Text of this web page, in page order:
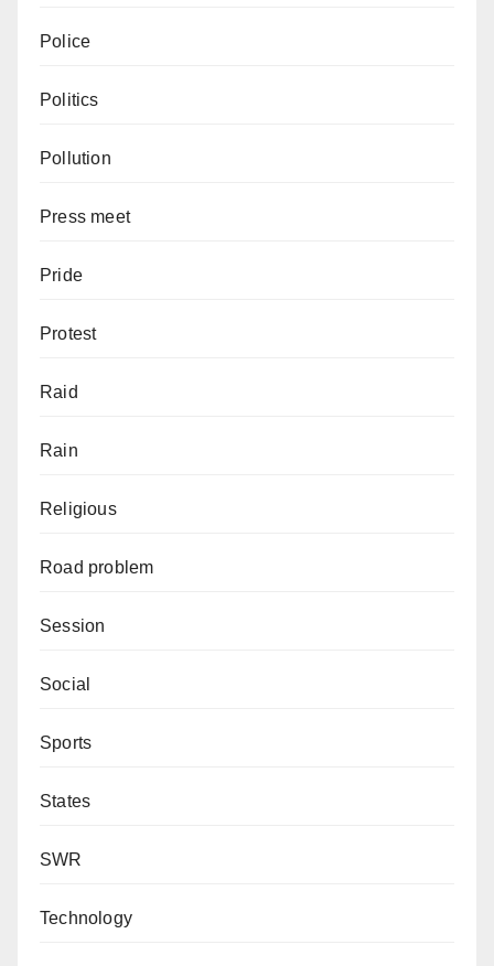
Police
Politics
Pollution
Press meet
Pride
Protest
Raid
Rain
Religious
Road problem
Session
Social
Sports
States
SWR
Technology